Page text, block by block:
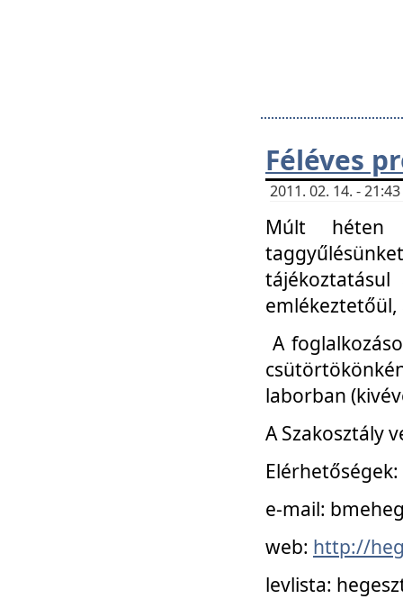
Féléves
2011. 02. 14. -
Múlt héten
emlékeztetőül,
A
laborban
A Szakosztály
Elérhetőségek:
e-mail:
web: http://
levlista: